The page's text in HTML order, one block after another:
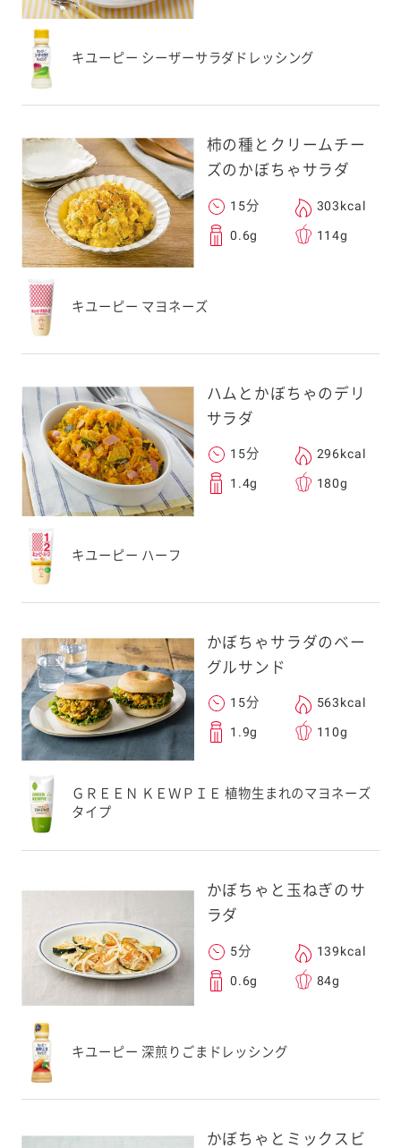
キユーピー シーザーサラダドレッシング
柿の種とクリームチー
ズのかぼちゃサラダ
15分 303kcal
0.6g 114g
キユーピー マヨネーズ
ハムとかぼちゃのデリ
サラダ
15分 296kcal
1.4g 180g
キユーピー ハーフ
かぼちゃサラダのベー
グルサンド
15分 563kcal
1.9g 110g
ＧＲＥＥＮ ＫＥＷＰＩＥ 植物生まれのマヨネーズ
タイプ
かぼちゃと玉ねぎのサ
ラダ
5分 139kcal
0.6g 84g
キユーピー 深煎りごまドレッシング
かぼちゃとミックスビ